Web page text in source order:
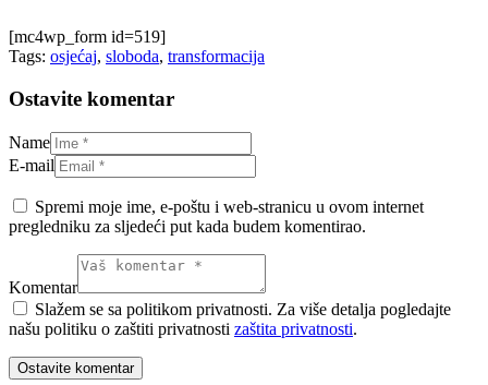
[mc4wp_form id=519]
Tags: osjećaj, sloboda, transformacija
Ostavite komentar
Name
E-mail
Spremi moje ime, e-poštu i web-stranicu u ovom internet
pregledniku za sljedeći put kada budem komentirao.
Komentar
Slažem se sa politikom privatnosti. Za više detalja pogledajte
našu politiku o zaštiti privatnosti zaštita privatnosti.